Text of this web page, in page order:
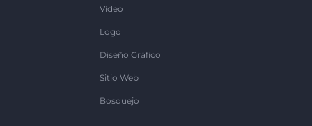
Vídeo
Logo
Diseño Gráfico
Sitio Web
Bosquejo